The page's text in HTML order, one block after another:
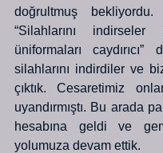
doğrultmuş
“Silahlarını
üniformaları caydırıcı”
silahlarını indirdiler ve
çıktık. Cesaretimiz
uyandırmıştı. Bu arada
hesabına geldi ve
yolumuza devam ettik.